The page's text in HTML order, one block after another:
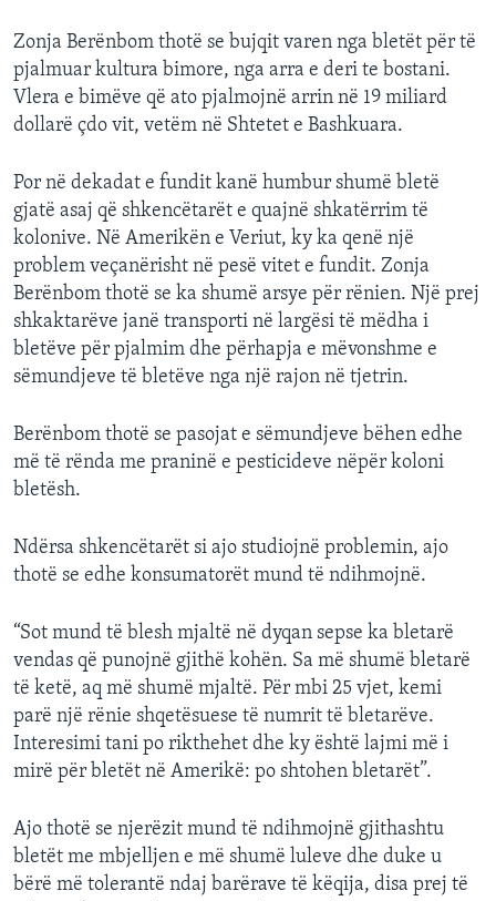
Zonja Berënbom thotë se bujqit varen nga bletët për të
pjalmuar kultura bimore, nga arra e deri te bostani.
Vlera e bimëve që ato pjalmojnë arrin në 19 miliard
dollarë çdo vit, vetëm në Shtetet e Bashkuara.
Por në dekadat e fundit kanë humbur shumë bletë
gjatë asaj që shkencëtarët e quajnë shkatërrim të
kolonive. Në Amerikën e Veriut, ky ka qenë një
problem veçanërisht në pesë vitet e fundit. Zonja
Berënbom thotë se ka shumë arsye për rënien. Një prej
shkaktarëve janë transporti në largësi të mëdha i
bletëve për pjalmim dhe përhapja e mëvonshme e
sëmundjeve të bletëve nga një rajon në tjetrin.
Berënbom thotë se pasojat e sëmundjeve bëhen edhe
më të rënda me praninë e pesticideve nëpër koloni
bletësh.
Ndërsa shkencëtarët si ajo studiojnë problemin, ajo
thotë se edhe konsumatorët mund të ndihmojnë.
“Sot mund të blesh mjaltë në dyqan sepse ka bletarë
vendas që punojnë gjithë kohën. Sa më shumë bletarë
të ketë, aq më shumë mjaltë. Për mbi 25 vjet, kemi
parë një rënie shqetësuese të numrit të bletarëve.
Interesimi tani po rikthehet dhe ky është lajmi më i
mirë për bletët në Amerikë: po shtohen bletarët”.
Ajo thotë se njerëzit mund të ndihmojnë gjithashtu
bletët me mbjelljen e më shumë luleve dhe duke u
bërë më tolerantë ndaj barërave të këqija, disa prej të